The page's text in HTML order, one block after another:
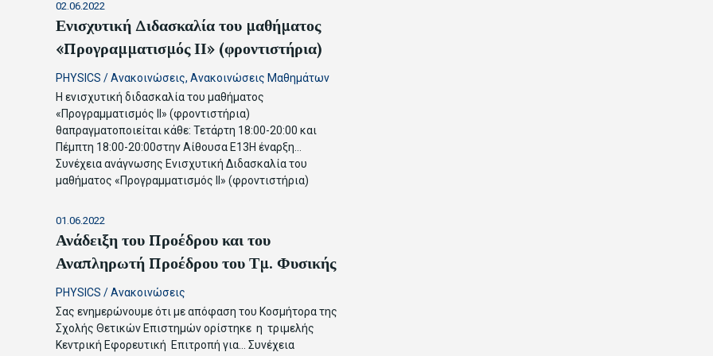
02.06.2022
Ενισχυτική Διδασκαλία του μαθήματος
«Προγραμματισμός ΙΙ» (φροντιστήρια)
PHYSICS /Ανακοινώσεις,Ανακοινώσεις Μαθημάτων
Η ενισχυτική διδασκαλία του μαθήματος
«Προγραμματισμός ΙΙ» (φροντιστήρια)
θαπραγματοποιείται κάθε: Τετάρτη 18:00-20:00 και
Πέμπτη 18:00-20:00στην Αίθουσα Ε13Η έναρξη…
Συνέχεια ανάγνωσης Ενισχυτική Διδασκαλία του
μαθήματος «Προγραμματισμός ΙΙ» (φροντιστήρια)
01.06.2022
Ανάδειξη του Προέδρου και του
Αναπληρωτή Προέδρου του Τμ. Φυσικής
PHYSICS /Ανακοινώσεις
Σας ενημερώνουμε ότι με απόφαση του Κοσμήτορα της
Σχολής Θετικών Επιστημών ορίστηκε η τριμελής
Κεντρική Εφορευτική Επιτροπή για…Συνέχεια